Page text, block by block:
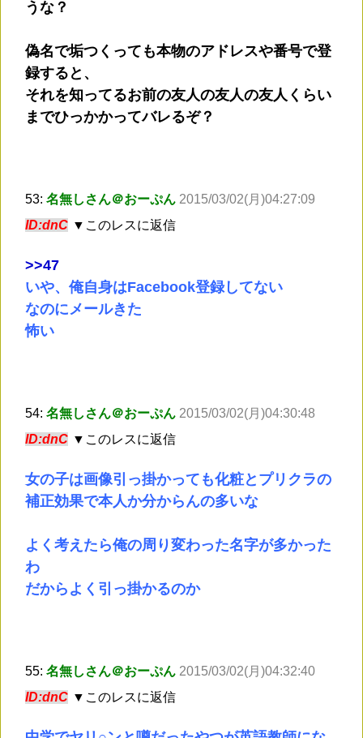
うな？
偽名で垢つくっても本物のアドレスや番号で登
録すると、
それを知ってるお前の友人の友人の友人くらい
までひっかかってバレるぞ？
53: 名無しさん＠おーぷん 2015/03/02(月)04:27:09
ID:dnC ▼このレスに返信
>>47
いや、俺自身はFacebook登録してない
なのにメールきた
怖い
54: 名無しさん＠おーぷん 2015/03/02(月)04:30:48
ID:dnC ▼このレスに返信
女の子は画像引っ掛かっても化粧とプリクラの
補正効果で本人か分からんの多いな
よく考えたら俺の周り変わった名字が多かった
わ
だからよく引っ掛かるのか
55: 名無しさん＠おーぷん 2015/03/02(月)04:32:40
ID:dnC ▼このレスに返信